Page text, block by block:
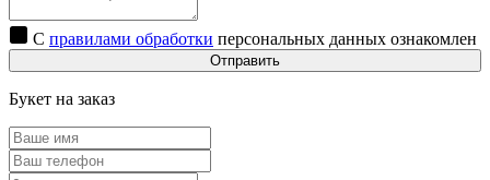
С правилами обработки персональных данных ознакомлен
Отправить
Букет на заказ